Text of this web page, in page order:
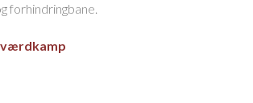
forhindringbane.